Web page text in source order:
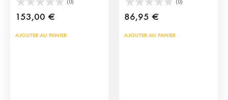
(0)
153,00 €
AJOUTER AU PANIER
(0)
86,95 €
AJOUTER AU PANIER